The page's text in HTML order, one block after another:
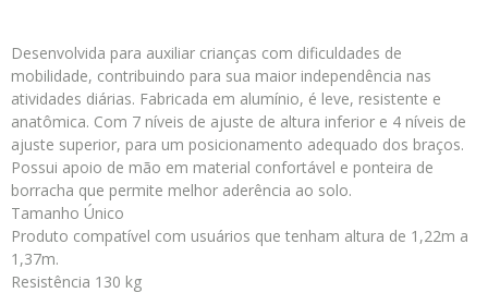
Desenvolvida para auxiliar crianças com dificuldades de
mobilidade, contribuindo para sua maior independência nas
atividades diárias. Fabricada em alumínio, é leve, resistente e
anatômica. Com 7 níveis de ajuste de altura inferior e 4 níveis de
ajuste superior, para um posicionamento adequado dos braços.
Possui apoio de mão em material confortável e ponteira de
borracha que permite melhor aderência ao solo.
Tamanho Único
Produto compatível com usuários que tenham altura de 1,22m a
1,37m.
Resistência 130 kg